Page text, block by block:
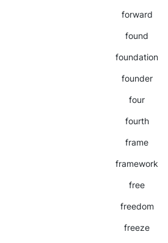
forward
found
foundation
founder
four
fourth
frame
framework
free
freedom
freeze